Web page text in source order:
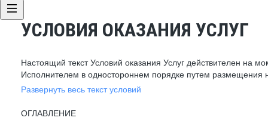
УСЛОВИЯ ОКАЗАНИЯ УСЛУГ
Настоящий текст Условий оказания Услуг действителен на
Исполнителем в одностороннем порядке путем размещения
Развернуть весь текст условий
ОГЛАВЛЕНИЕ